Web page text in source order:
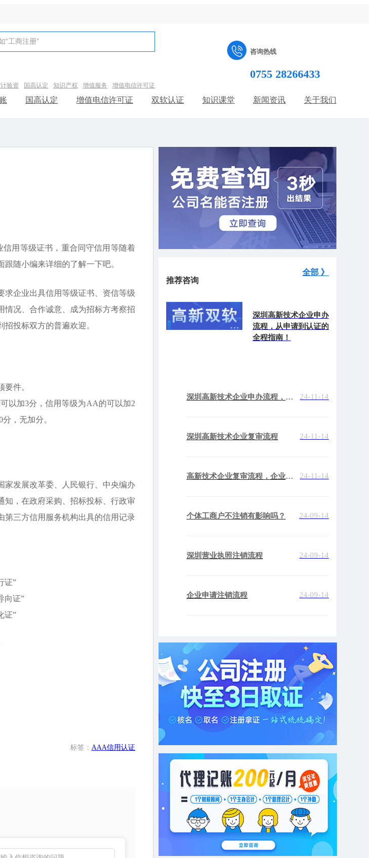
验资 国高认定 知识产权 增值服务 增值电信许可证
咨询热线
0755 28266433
国高认定 增值电信许可证 双软认证 知识课堂 新闻资讯 关于我们
用等级证书，重合同守信用等随着
随小编来详细的了解一下吧。
求企业出具信用等级证书、资信等级
情况、合作诚意、成为招标方考察招
投标双方的普遍欢迎。
件。
以加3分，信用等级为AA的可以加2
，无加分。
家发展改革委、人民银行、中央编办
知，在政府采购、招标投标、行政审
第三方信用服务机构出具的信用记录
证”
向证”
证”
标签： AAA信用认证
推荐咨询
全部 》
深圳高新技术企业申办
流程，从申请到认证的
全程指南！
深圳高新技术企业申办流程，从申请到认证的全程指南！ 24-11-14
深圳高新技术企业复审流程 24-11-14
高新技术企业复审流程，企业如何顺利通过？ 24-11-14
个体工商户不注销有影响吗？ 24-09-14
深圳营业执照注销流程 24-09-14
企业申请注销流程 24-09-14